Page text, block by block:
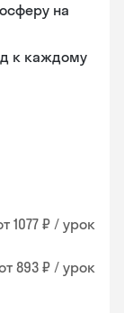
на
к каждому
1077 ₽ / урок
893 ₽ / урок